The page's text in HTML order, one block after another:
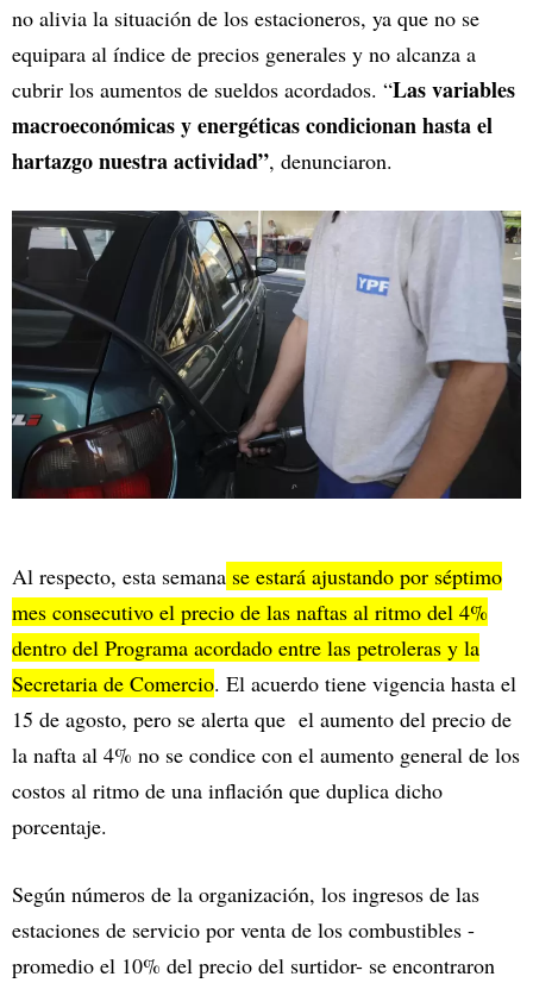
no alivia la situación de los estacioneros, ya que no se
equipara al índice de precios generales y no alcanza a
cubrir los aumentos de sueldos acordados. “Las variables
macroeconómicas y energéticas condicionan hasta el
hartazgo nuestra actividad”, denunciaron.
Al respecto, esta semana se estará ajustando por séptimo
mes consecutivo el precio de las naftas al ritmo del 4%
dentro del Programa acordado entre las petroleras y la
Secretaria de Comercio. El acuerdo tiene vigencia hasta el
15 de agosto, pero se alerta que el aumento del precio de
la nafta al 4% no se condice con el aumento general de los
costos al ritmo de una inflación que duplica dicho
porcentaje.
Según números de la organización, los ingresos de las
estaciones de servicio por venta de los combustibles -
promedio el 10% del precio del surtidor- se encontraron